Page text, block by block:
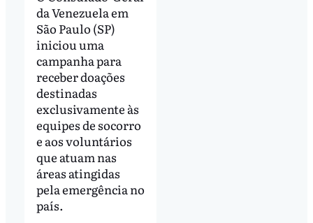
da Venezuela em
São Paulo (SP)
iniciou uma
campanha para
receber doações
destinadas
exclusivamente às
equipes de socorro
e aos voluntários
que atuam nas
áreas atingidas
pela emergência no
país.